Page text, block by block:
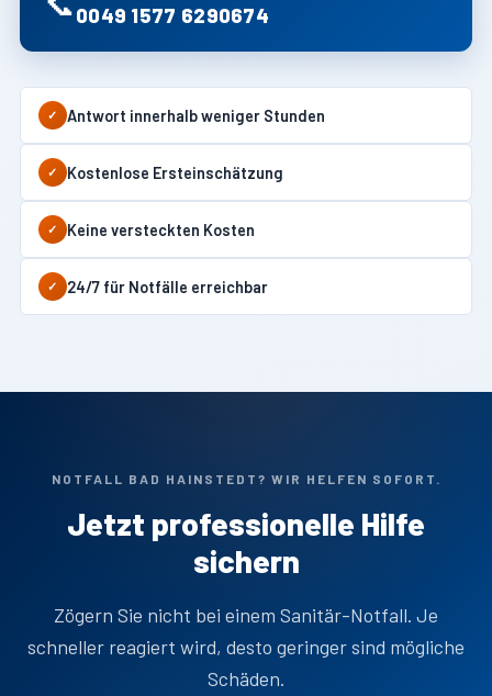
0049 1577 6290674
✓ Antwort innerhalb weniger Stunden
✓ Kostenlose Ersteinschätzung
✓ Keine versteckten Kosten
✓ 24/7 für Notfälle erreichbar
NOTFALL BAD HAINSTEDT? WIR HELFEN SOFORT.
Jetzt professionelle Hilfe
sichern
Zögern Sie nicht bei einem Sanitär-Notfall. Je
schneller reagiert wird, desto geringer sind mögliche
Schäden.